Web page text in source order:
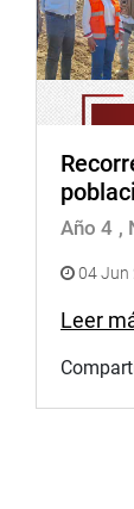
Año 4 ,
04 Jun
Leer